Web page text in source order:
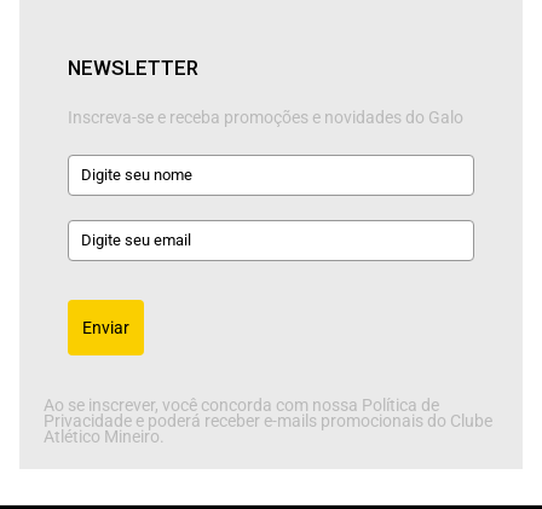
NEWSLETTER
Inscreva-se e receba promoções e novidades do Galo
Enviar
Ao se inscrever, você concorda com nossa Política de
Privacidade e poderá receber e-mails promocionais do Clube
Atlético Mineiro.